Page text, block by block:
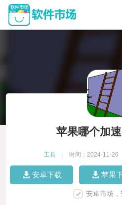
苹果哪个加
工具 时间：2024-11-26
安卓下载 苹果
安卓市场